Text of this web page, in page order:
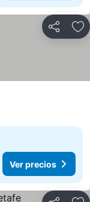
Compartir
Ver precios